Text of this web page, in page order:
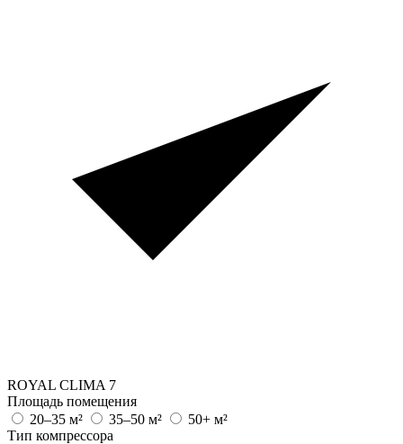
ROYAL CLIMA 7
Площадь помещения
20–35 м²
35–50 м²
50+ м²
Тип компрессора